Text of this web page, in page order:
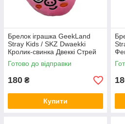
Брелок іграшка GeekLand
Stray Kids / SKZ Dwaekki
Кролик-свинка Двеккі Стрей
Кідс 10 см G SKZ D05
Готово до відправки
180 ₴
Купити
10